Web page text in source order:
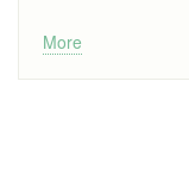
More